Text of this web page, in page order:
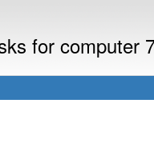
for computer